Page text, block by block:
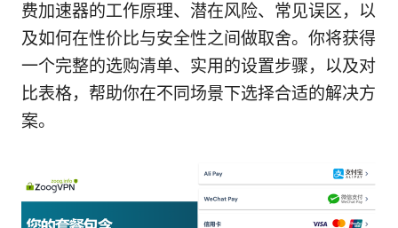
费加速器的工作原理、潜在风险、常见误区，以
及如何在性价比与安全性之间做取舍。你将获得
一个完整的选购清单、实用的设置步骤，以及对
比表格，帮助你在不同场景下选择合适的解决方
案。